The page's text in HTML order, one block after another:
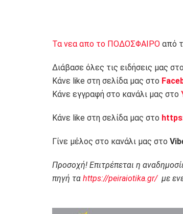
Τα νεα απο το ΠΟΔΟΣΦΑΙΡΟ από
Διάβασε όλες τις ειδήσεις μας στο
Κάνε like στη σελίδα μας στο
Κάνε εγγραφή στο κανάλι μας στο
Κάνε like στη σελίδα μας στο
Γίνε μέλος στο κανάλι μας στο
Προσοχή! Επιτρέπεται η
πηγή τα https://peiraiotika.gr/με